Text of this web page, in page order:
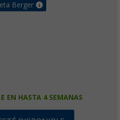
Berger
EN HASTA 4 SEMANAS